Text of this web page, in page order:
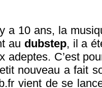
a 10 ans, la
au dubstep, il a
adeptes. C’est
nouveau a fait
vient de se